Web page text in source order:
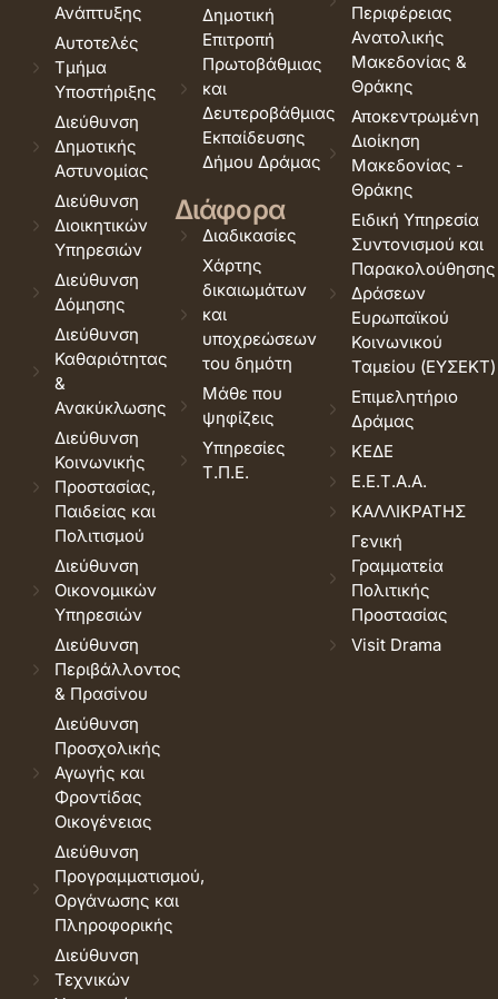
Ανάπτυξης
Αυτοτελές
Τμήμα
Υποστήριξης
Διεύθυνση
Δημοτικής
Αστυνομίας
Διεύθυνση
Διοικητικών
Υπηρεσιών
Διεύθυνση
Δόμησης
Διεύθυνση
Καθαριότητας
&
Ανακύκλωσης
Διεύθυνση
Κοινωνικής
Προστασίας,
Παιδείας και
Πολιτισμού
Διεύθυνση
Οικονομικών
Υπηρεσιών
Διεύθυνση
Περιβάλλοντος
& Πρασίνου
Διεύθυνση
Προσχολικής
Αγωγής και
Φροντίδας
Οικογένειας
Διεύθυνση
Προγραμματισμού,
Οργάνωσης και
Πληροφορικής
Διεύθυνση
Τεχνικών
Δημοτική
Επιτροπή
Πρωτοβάθμιας
και
Δευτεροβάθμιας
Εκπαίδευσης
Δήμου Δράμας
Διάφορα
Διαδικασίες
Χάρτης
δικαιωμάτων
και
υποχρεώσεων
του δημότη
Μάθε που
ψηφίζεις
Υπηρεσίες
Τ.Π.Ε.
Περιφέρειας
Ανατολικής
Μακεδονίας &
Θράκης
Αποκεντρωμένη
Διοίκηση
Μακεδονίας -
Θράκης
Ειδική Υπηρεσία
Συντονισμού και
Παρακολούθησης
Δράσεων
Ευρωπαϊκού
Κοινωνικού
Ταμείου (ΕΥΣΕΚΤ)
Επιμελητήριο
Δράμας
ΚΕΔΕ
Ε.Ε.Τ.Α.Α.
ΚΑΛΛΙΚΡΑΤΗΣ
Γενική
Γραμματεία
Πολιτικής
Προστασίας
Visit Drama